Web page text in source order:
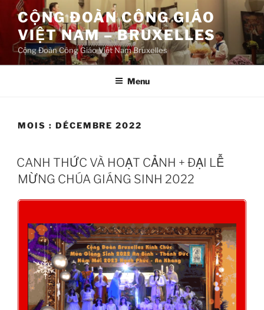
Aller
contenu
principal
CỘNG ĐOÀN CÔNG GIÁO
VIỆT NAM – BRUXELLES
Cộng Đoàn Công Giáo Việt Nam Bruxelles
Menu
MOIS : DÉCEMBRE 2022
CANH THỨC VÀ HOẠT CẢNH + ĐẠI LỄ
MỪNG CHÚA GIÁNG SINH 2022